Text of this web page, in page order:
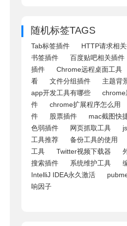
随机标签TAGS
Tab标签插件 HTTP请求相
书签插件
百度贴吧相关插件
插件
Chrome远程桌面工具
看
文件分组插件
主题背
app开发工具有哪些
chrome
件
chrome扩展程序怎么用
件
股票插件
mac截图快
色弱插件
网页抓取工具
工具推荐
备份工具的使用
工具
Twitter视频下载器
搜索插件
系统维护工具
IntelliJ IDEA永久激活
响因子